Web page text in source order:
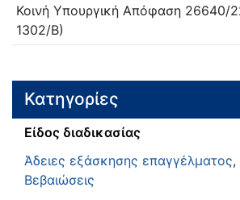
Κοινή Υπουργική Απόφαση 26640/
1302/Β)
Κατηγορίες
Είδος διαδικασίας
Άδειες εξάσκησης επαγγέλματος,
Βεβαιώσεις